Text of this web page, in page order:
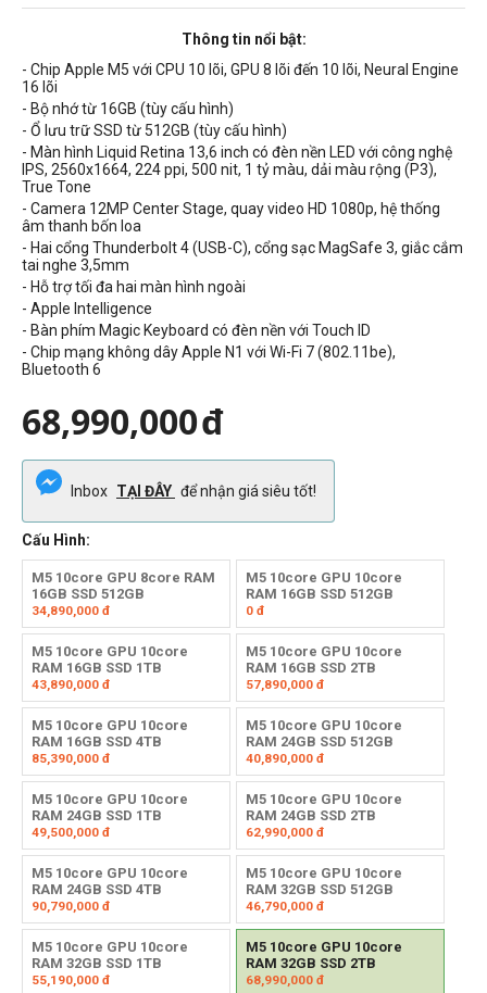
Thông tin nổi bật:
- Chip Apple M5 với CPU 10 lõi, GPU 8 lõi đến 10 lõi, Neural Engine
16 lõi
- Bộ nhớ từ 16GB (tùy cấu hình)
- Ổ lưu trữ SSD từ 512GB (tùy cấu hình)
- Màn hình Liquid Retina 13,6 inch có đèn nền LED với công nghệ
IPS, 2560x1664, 224 ppi, 500 nit, 1 tỷ màu, dải màu rộng (P3),
True Tone
- Camera 12MP Center Stage, quay video HD 1080p, hệ thống
âm thanh bốn loa
- Hai cổng Thunderbolt 4 (USB-C), cổng sạc MagSafe 3, giắc cắm
tai nghe 3,5mm
- Hỗ trợ tối đa hai màn hình ngoài
- Apple Intelligence
- Bàn phím Magic Keyboard có đèn nền với Touch ID
- Chip mạng không dây Apple N1 với Wi-Fi 7 (802.11be),
Bluetooth 6
68,990,000đ
Inbox TẠI ĐÂY để nhận giá siêu tốt!
Cấu Hình:
M5 10core GPU 8core RAM
16GB SSD 512GB
34,890,000 đ
M5 10core GPU 10core
RAM 16GB SSD 512GB
0đ
M5 10core GPU 10core
RAM 16GB SSD 1TB
43,890,000 đ
M5 10core GPU 10core
RAM 16GB SSD 2TB
57,890,000đ
M5 10core GPU 10core
RAM 16GB SSD 4TB
85,390,000 đ
M5 10core GPU 10core
RAM 24GB SSD 512GB
40,890,000đ
M5 10core GPU 10core
RAM 24GB SSD 1TB
49,500,000 đ
M5 10core GPU 10core
RAM 24GB SSD 2TB
62,990,000đ
M5 10core GPU 10core
RAM 24GB SSD 4TB
90,790,000 đ
M5 10core GPU 10core
RAM 32GB SSD 512GB
46,790,000đ
M5 10core GPU 10core
RAM 32GB SSD 1TB
55,190,000 đ
M5 10core GPU 10core
RAM 32GB SSD 2TB
68,990,000đ